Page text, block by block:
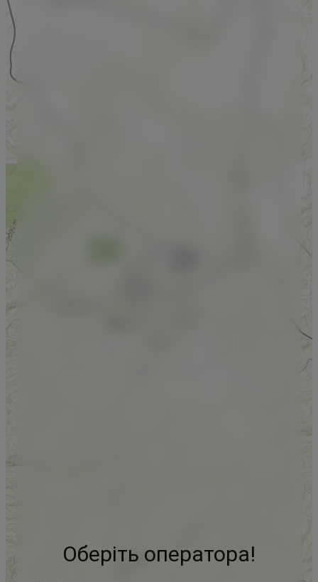
Оберіть оператора!